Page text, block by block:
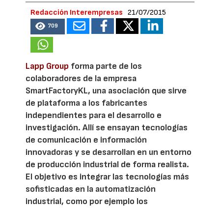
Redacción Interempresas 21/07/2015
709
Lapp Group forma parte de los
colaboradores de la empresa
SmartFactoryKL, una asociación que sirve
de plataforma a los fabricantes
independientes para el desarrollo e
investigación. Allí se ensayan tecnologías
de comunicación e información
innovadoras y se desarrollan en un entorno
de producción industrial de forma realista.
El objetivo es integrar las tecnologías más
sofisticadas en la automatización
industrial, como por ejemplo los